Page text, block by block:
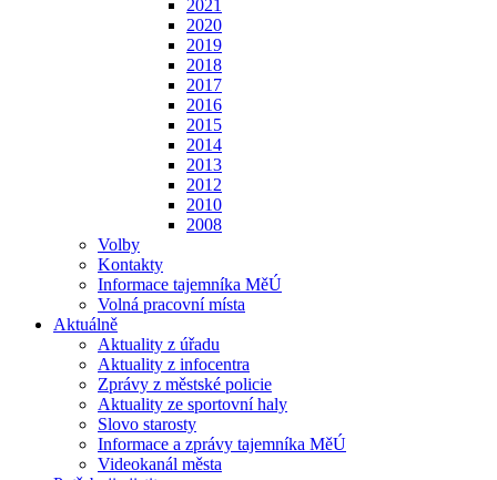
2021
2020
2019
2018
2017
2016
2015
2014
2013
2012
2010
2008
Volby
Kontakty
Informace tajemníka MěÚ
Volná pracovní místa
Aktuálně
Aktuality z úřadu
Aktuality z infocentra
Zprávy z městské policie
Aktuality ze sportovní haly
Slovo starosty
Informace a zprávy tajemníka MěÚ
Videokanál města